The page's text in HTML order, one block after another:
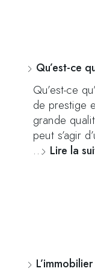
Qu’est-ce
Qu’est-ce
de prestige
grande
peut s’agir
… Lire la